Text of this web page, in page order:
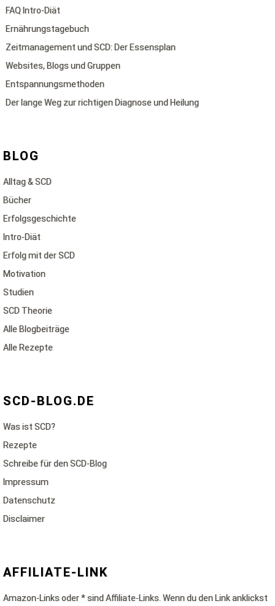
FAQ Intro-Diät
Ernährungstagebuch
Zeitmanagement und SCD: Der Essensplan
Websites, Blogs und Gruppen
Entspannungsmethoden
Der lange Weg zur richtigen Diagnose und Heilung
BLOG
Alltag & SCD
Bücher
Erfolgsgeschichte
Intro-Diät
Erfolg mit der SCD
Motivation
Studien
SCD Theorie
Alle Blogbeiträge
Alle Rezepte
SCD-BLOG.DE
Was ist SCD?
Rezepte
Schreibe für den SCD-Blog
Impressum
Datenschutz
Disclaimer
AFFILIATE-LINK
Amazon-Links oder * sind Affiliate-Links. Wenn du den Link anklickst